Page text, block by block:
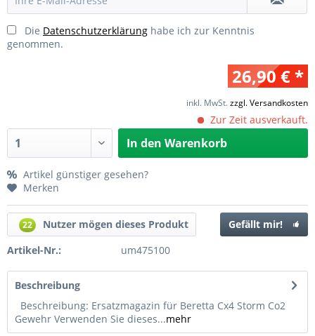
Die Datenschutzerklärung habe ich zur Kenntnis
genommen.
26,90 € *
inkl. MwSt.zzgl. Versandkosten
Zur Zeit ausverkauft.
In den Warenkorb
Artikel günstiger gesehen?
Merken
22 Nutzer mögen dieses Produkt
Gefällt mir!
Artikel-Nr.:
um475100
Beschreibung
Beschreibung: Ersatzmagazin für Beretta Cx4 Storm Co2
Gewehr Verwenden Sie dieses...mehr